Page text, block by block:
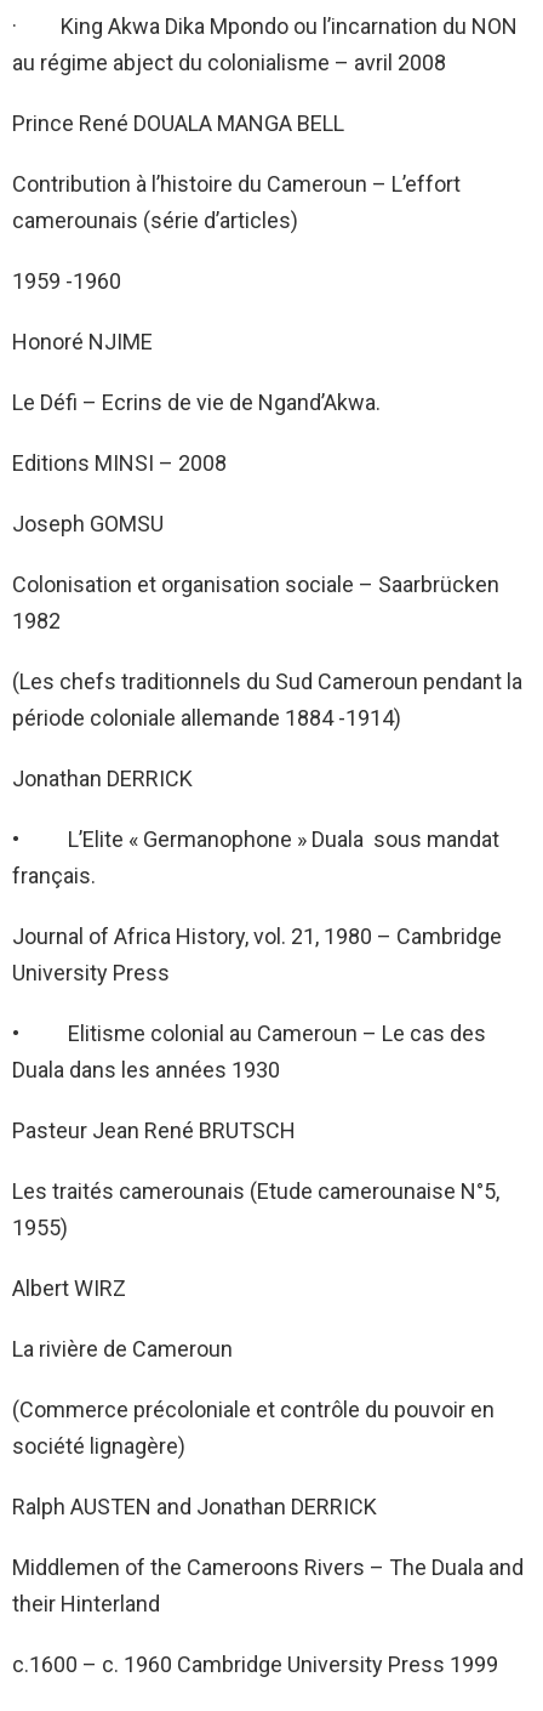
· King Akwa Dika Mpondo ou l’incarnation du NON
au régime abject du colonialisme – avril 2008
Prince René DOUALA MANGA BELL
Contribution à l’histoire du Cameroun – L’effort
camerounais (série d’articles)
1959 -1960
Honoré NJIME
Le Défi – Ecrins de vie de Ngand’Akwa.
Editions MINSI – 2008
Joseph GOMSU
Colonisation et organisation sociale – Saarbrücken
1982
(Les chefs traditionnels du Sud Cameroun pendant la
période coloniale allemande 1884 -1914)
Jonathan DERRICK
• L’Elite « Germanophone » Duala sous mandat
français.
Journal of Africa History, vol. 21, 1980 – Cambridge
University Press
• Elitisme colonial au Cameroun – Le cas des
Duala dans les années 1930
Pasteur Jean René BRUTSCH
Les traités camerounais (Etude camerounaise N°5,
1955)
Albert WIRZ
La rivière de Cameroun
(Commerce précoloniale et contrôle du pouvoir en
société lignagère)
Ralph AUSTEN and Jonathan DERRICK
Middlemen of the Cameroons Rivers – The Duala and
their Hinterland
c.1600 – c. 1960 Cambridge University Press 1999